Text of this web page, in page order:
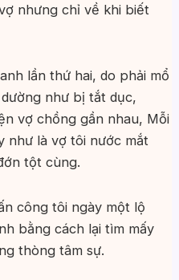
nhưng chỉ về khi biết
lần thứ hai, do phải mổ
như bị tắt dục,
vợ chồng gần nhau, Mỗi
như là vợ tôi nước mắt
tột cùng.
công tôi ngày một lộ
bằng cách lại tìm mấy
thòng tâm sự.